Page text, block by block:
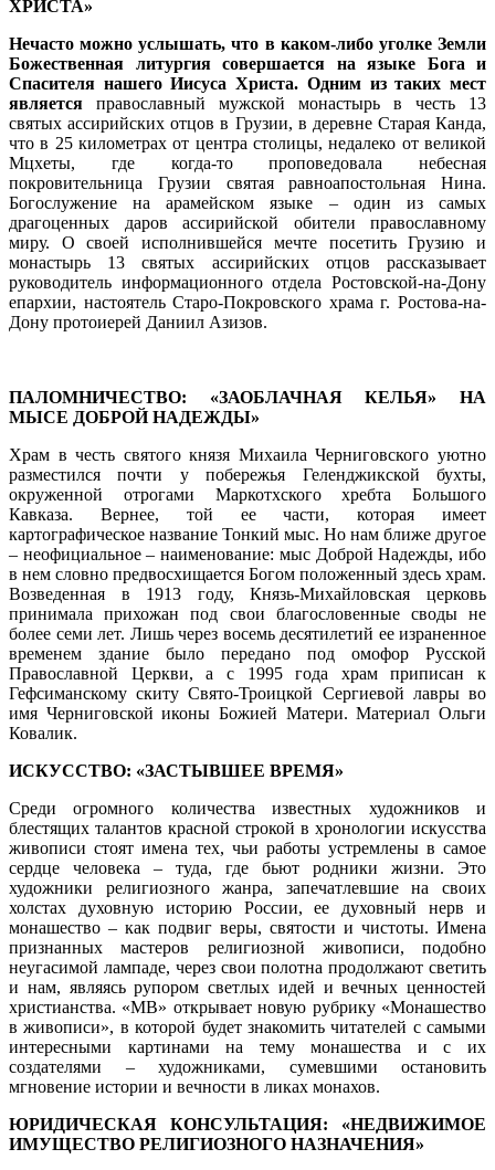
ХРИСТА»
Нечасто можно услышать, что в каком-либо уголке Земли
Божественная литургия совершается на языке Бога и
Спасителя нашего Иисуса Христа. Одним из таких мест
является православный мужской монастырь в честь 13
святых ассирийских отцов в Грузии, в деревне Старая Канда,
что в 25 километрах от центра столицы, недалеко от великой
Мцхеты, где когда-то проповедовала небесная
покровительница Грузии святая равноапостольная Нина.
Богослужение на арамейском языке – один из самых
драгоценных даров ассирийской обители православному
миру. О своей исполнившейся мечте посетить Грузию и
монастырь 13 святых ассирийских отцов рассказывает
руководитель информационного отдела Ростовской-на-Дону
епархии, настоятель Старо-Покровского храма г. Ростова-на-
Дону протоиерей Даниил Азизов.
ПАЛОМНИЧЕСТВО: «ЗАОБЛАЧНАЯ КЕЛЬЯ» НА
МЫСЕ ДОБРОЙ НАДЕЖДЫ»
Храм в честь святого князя Михаила Черниговского уютно
разместился почти у побережья Геленджикской бухты,
окруженной отрогами Маркотхского хребта Большого
Кавказа. Вернее, той ее части, которая имеет
картографическое название Тонкий мыс. Но нам ближе другое
– неофициальное – наименование: мыс Доброй Надежды, ибо
в нем словно предвосхищается Богом положенный здесь храм.
Возведенная в 1913 году, Князь-Михайловская церковь
принимала прихожан под свои благословенные своды не
более семи лет. Лишь через восемь десятилетий ее израненное
временем здание было передано под омофор Русской
Православной Церкви, а с 1995 года храм приписан к
Гефсиманскому скиту Свято-Троицкой Сергиевой лавры во
имя Черниговской иконы Божией Матери. Материал Ольги
Ковалик.
ИСКУССТВО: «ЗАСТЫВШЕЕ ВРЕМЯ»
Среди огромного количества известных художников и
блестящих талантов красной строкой в хронологии искусства
живописи стоят имена тех, чьи работы устремлены в самое
сердце человека – туда, где бьют родники жизни. Это
художники религиозного жанра, запечатлевшие на своих
холстах духовную историю России, ее духовный нерв и
монашество – как подвиг веры, святости и чистоты. Имена
признанных мастеров религиозной живописи, подобно
неугасимой лампаде, через свои полотна продолжают светить
и нам, являясь рупором светлых идей и вечных ценностей
христианства. «МВ» открывает новую рубрику «Монашество
в живописи», в которой будет знакомить читателей с самыми
интересными картинами на тему монашества и с их
создателями – художниками, сумевшими остановить
мгновение истории и вечности в ликах монахов.
ЮРИДИЧЕСКАЯ КОНСУЛЬТАЦИЯ: «НЕДВИЖИМОЕ
ИМУЩЕСТВО РЕЛИГИОЗНОГО НАЗНАЧЕНИЯ»